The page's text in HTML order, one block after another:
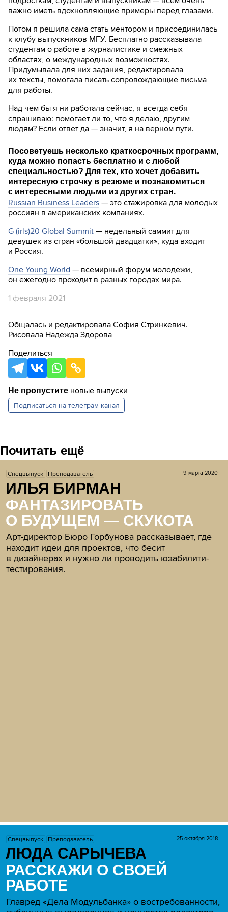
важно иметь вдохновляющие примеры перед глазами.
Потом я решила сама стать ментором и присоединилась
к клубу выпускников МГУ. Бесплатно рассказывала
студентам о работе в журналистике и смежных
областях, о международных возможностях.
Придумывала для них задания, редактировала
их тексты, помогала писать сопровождающие письма
для работы.
Над чем бы я ни работала сейчас, я всегда себя
спрашиваю: помогает ли то, что я делаю, другим
людям? Если ответ да — значит, я на верном пути.
Посоветуешь несколько краткосрочных программ,
куда можно попасть бесплатно и с любой
специальностью? Для тех, кто хочет добавить
интересную строчку в резюме и познакомиться
с интересными людьми из других стран.
Russian Business Leaders — это стажировка для молодых
россиян в американских компаниях.
G (irls)20 Global Summit — недельный саммит для
девушек из стран «большой двадцатки», куда входит
и Россия.
One Young World — всемирный форум молодёжи,
он ежегодно проходит в разных городах мира.
1 февраля 2021
Общалась и редактировала София Стринкевич.
Рисовала Надежда Здорова
Поделиться
Не пропустите новые выпуски
Подписаться на телеграм-канал
Почитать ещё
Спецвыпуск Преподаватель 9 марта 2020
ИЛЬЯ БИРМАН
ФАНТАЗИРОВАТЬ
О БУДУЩЕМ — СКУКОТА
Арт-директор Бюро Горбунова рассказывает, где
находит идеи для проектов, что бесит
в дизайнерах и нужно ли проводить юзабилити-
тестирования.
Спецвыпуск Преподаватель 25 октября 2018
ЛЮДА САРЫЧЕВА
РАССКАЖИ О СВОЕЙ
РАБОТЕ
Главред «Дела Модульбанка» о востребованности,